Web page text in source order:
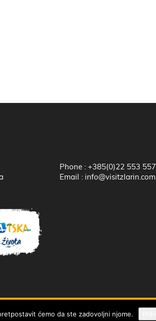
Phone : +385(0)22 553 557
Email : info@visitzlarin.com
ćemo da ste zadovoljni njome.